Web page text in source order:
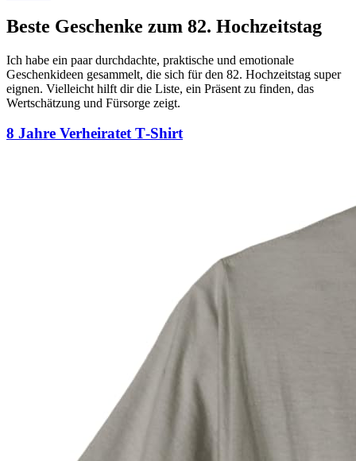
Beste Geschenke zum 82. Hochzeitstag
Ich habe ein paar durchdachte, praktische und emotionale
Geschenkideen gesammelt, die sich für den 82. Hochzeitstag super
eignen. Vielleicht hilft dir die Liste, ein Präsent zu finden, das
Wertschätzung und Fürsorge zeigt.
8 Jahre Verheiratet T‑Shirt